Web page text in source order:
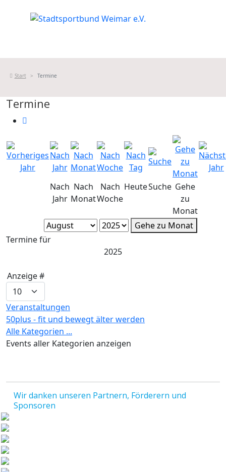
Start Termine
Termine
Nach
Jahr
Nach
Monat
Nach
Woche
HeuteSuche Gehe
zu
Monat
Gehe zu Monat
Termine für
2025
Limite
der
Paginierungsliste
Anzeige #
Veranstaltungen
50plus - fit und bewegt älter werden
Alle Kategorien ...
Events aller Kategorien anzeigen
Wir danken unseren Partnern, Förderern und
Sponsoren